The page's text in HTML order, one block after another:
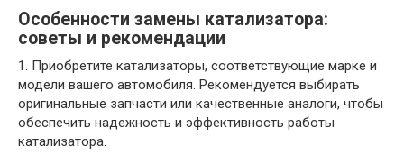
Особенности замены катализатора:
советы и рекомендации
1. Приобретите катализаторы, соответствующие марке и
модели вашего автомобиля. Рекомендуется выбирать
оригинальные запчасти или качественные аналоги, чтобы
обеспечить надежность и эффективность работы
катализатора.